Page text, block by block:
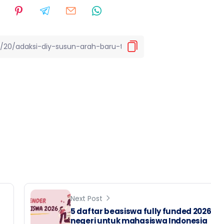
Next Post
5 daftar beasiswa fully funded
negeri untuk mahasiswa Indonesia